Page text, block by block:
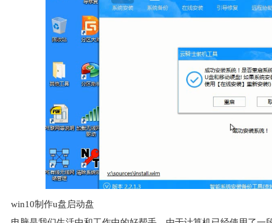
win10制作u盘启动盘